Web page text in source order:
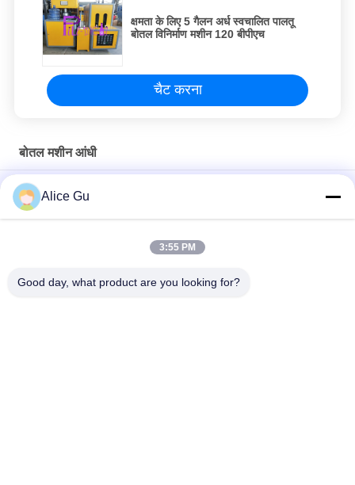
क्षमता के लिए 5 गैलन अर्ध स्वचालित पालतू
बोतल विनिर्माण मशीन 120 बीपीएच
चैट करना
बोतल मशीन आंधी
रस बोतल के लिए 4000BPH स्वचालित पीईटी बोतल आंधी मशीन
190 मिमी 1 कैविटी पीईटी बोतल ब्लोइंग मशीन 3 - 5 एल के लिए पूर्ण स्वचालित
ऑटो एनर्जी जूस ऑयल बेवरेज पेट / प्लास्टिक की बोतल ब्लो / ब्लोअर / ब्लोइंग
Alice Gu
3:55 PM
Good day, what product are you looking for?